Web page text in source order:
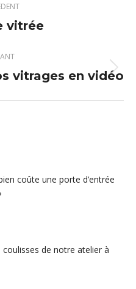
vitrée
vitrages en vidéo
coûte une porte d’entrée
coulisses de notre atelier à